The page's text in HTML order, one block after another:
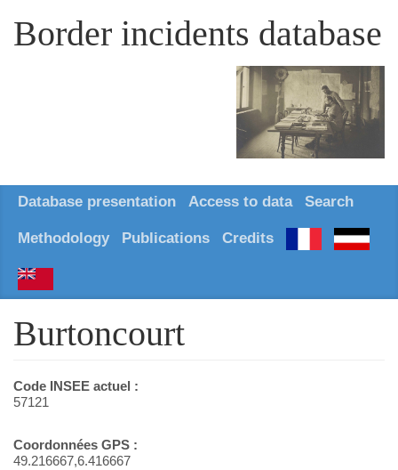
Border incidents database
Database presentation Access to data Search
Methodology Publications Credits
Burtoncourt
Code INSEE actuel :
57121
Coordonnées GPS :
49.216667,6.416667